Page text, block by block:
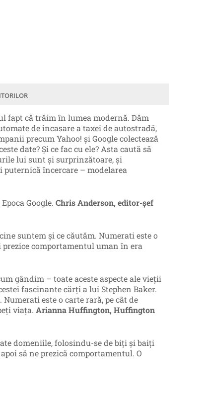
fapt că trăim în lumea modernă. Dăm
de încasare a taxei de autostradă,
precum Yahoo! şi Google colectează
date? Şi ce fac cu ele? Asta caută să
lui sunt şi surprinzătoare, şi
încercare – modelarea
Google. Chris Anderson, editor-şef
suntem şi ce căutăm. Numerati este o
prezice comportamentul uman în era
gândim – toate aceste aspecte ale vieţii
fascinante cărţi a lui Stephen Baker.
este o carte rară, pe cât de
viaţa. Arianna Huffington, Huffington
domeniile, folosindu-se de biţi şi baiţi
să ne prezică comportamentul. O